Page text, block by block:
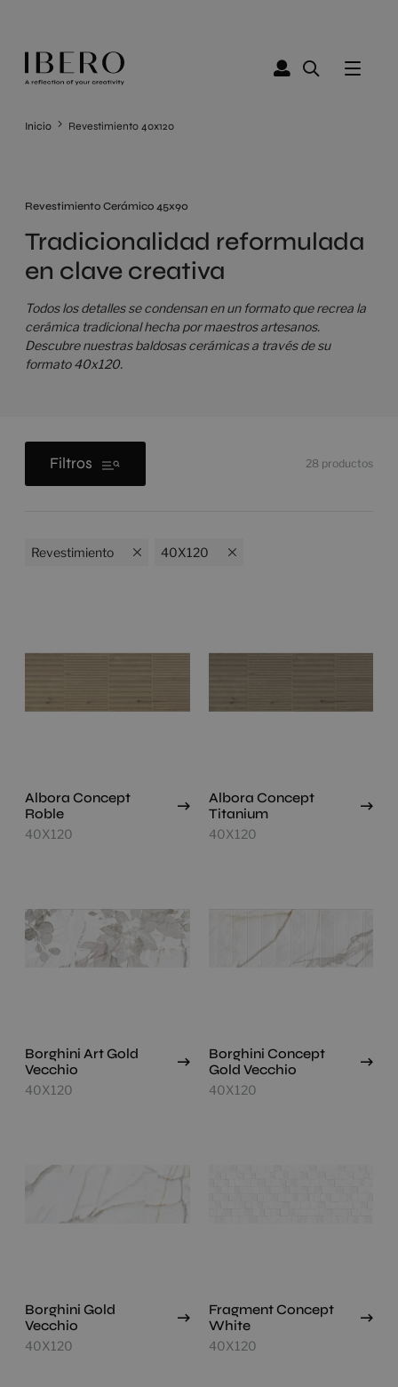
Inicio Revestimiento 40x120
Revestimiento Cerámico 45x90
Tradicionalidad reformulada
en clave creativa
Todos los detalles se condensan en un formato que recrea la
cerámica tradicional hecha por maestros artesanos.
Descubre nuestras baldosas cerámicas a través de su
formato 40x120.
Filtros 28 productos
Revestimiento 40X120
Albora Concept
Roble
40X120
Albora Concept
Titanium
40X120
Borghini Art Gold
Vecchio
40X120
Borghini Concept
Gold Vecchio
40X120
Borghini Gold
Vecchio
40X120
Fragment Concept
White
40X120